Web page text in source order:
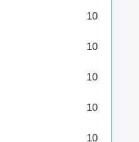
10
10
10
10
10